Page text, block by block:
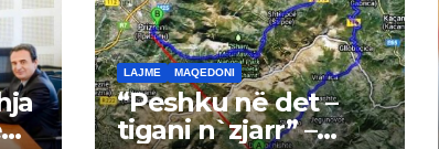
LAJME MAQEDONI
“Peshku në det –
tigani n`zjarr” –